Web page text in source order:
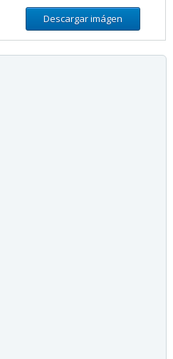
Descargar imágen